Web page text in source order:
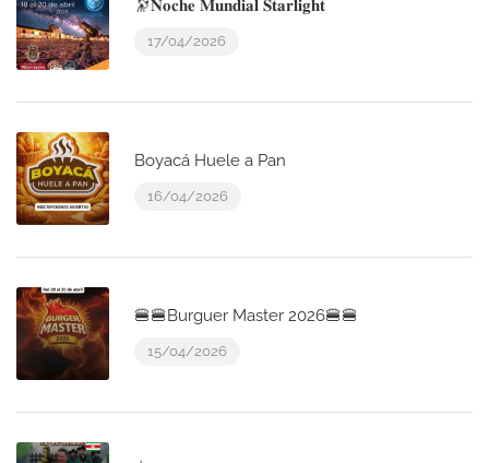
🔭𝐍𝐨𝐜𝐡𝐞 𝐌𝐮𝐧𝐝𝐢𝐚𝐥 𝐒𝐭𝐚𝐫𝐥𝐢𝐠𝐡𝐭
17/04/2026
Boyacá Huele a Pan
16/04/2026
🍔🍔Burguer Master 2026🍔🍔
15/04/2026